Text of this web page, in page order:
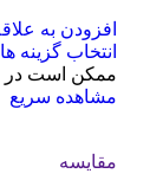
افزودن به
انتخاب گزینه ها
ممکن است در
مشاهده سریع
مقایسه